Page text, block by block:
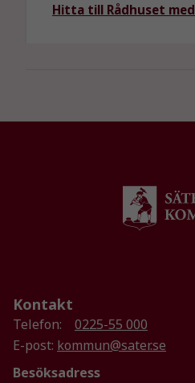
Hitta till Rådhuset
Kontakt
Telefon:
0225-55 000
E-post: kommun@sater.se
Besöksadress